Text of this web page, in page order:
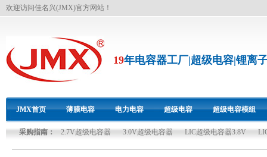
欢迎访问佳名兴(JMX)官方网站！
19年电容器工厂|超级电容|锂离
JMX首页 薄膜电容 电力电容 超级电容 超级电容模组
双碳资源
采购指南： 2.7V超级电容器 3.0V超级电容器 LIC超级电容器3.8V